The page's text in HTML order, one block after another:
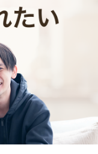
し
記事全文を見る